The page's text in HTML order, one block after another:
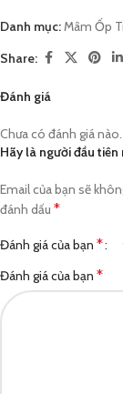
Danh mục:Mâm Ốp
Share:
Đánh giá
Chưa có đánh giá nào.
Hãy là người đầu
Email của bạn sẽ
đánh dấu *
Đánh giá của bạn *
Đánh giá của bạn *